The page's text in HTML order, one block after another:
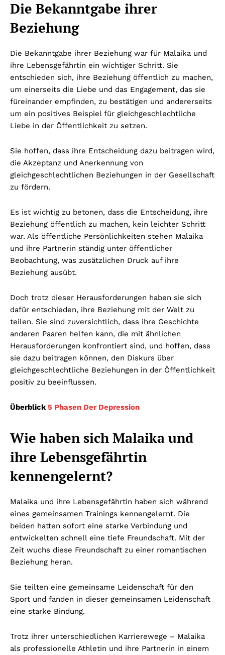
Die Bekanntgabe ihrer
Beziehung
Die Bekanntgabe ihrer Beziehung war für Malaika und
ihre Lebensgefährtin ein wichtiger Schritt. Sie
entschieden sich, ihre Beziehung öffentlich zu machen,
um einerseits die Liebe und das Engagement, das sie
füreinander empfinden, zu bestätigen und andererseits
um ein positives Beispiel für gleichgeschlechtliche
Liebe in der Öffentlichkeit zu setzen.
Sie hoffen, dass ihre Entscheidung dazu beitragen wird,
die Akzeptanz und Anerkennung von
gleichgeschlechtlichen Beziehungen in der Gesellschaft
zu fördern.
Es ist wichtig zu betonen, dass die Entscheidung, ihre
Beziehung öffentlich zu machen, kein leichter Schritt
war. Als öffentliche Persönlichkeiten stehen Malaika
und ihre Partnerin ständig unter öffentlicher
Beobachtung, was zusätzlichen Druck auf ihre
Beziehung ausübt.
Doch trotz dieser Herausforderungen haben sie sich
dafür entschieden, ihre Beziehung mit der Welt zu
teilen. Sie sind zuversichtlich, dass ihre Geschichte
anderen Paaren helfen kann, die mit ähnlichen
Herausforderungen konfrontiert sind, und hoffen, dass
sie dazu beitragen können, den Diskurs über
gleichgeschlechtliche Beziehungen in der Öffentlichkeit
positiv zu beeinflussen.
Überblick 5 Phasen Der Depression
Wie haben sich Malaika und
ihre Lebensgefährtin
kennengelernt?
Malaika und ihre Lebensgefährtin haben sich während
eines gemeinsamen Trainings kennengelernt. Die
beiden hatten sofort eine starke Verbindung und
entwickelten schnell eine tiefe Freundschaft. Mit der
Zeit wuchs diese Freundschaft zu einer romantischen
Beziehung heran.
Sie teilten eine gemeinsame Leidenschaft für den
Sport und fanden in dieser gemeinsamen Leidenschaft
eine starke Bindung.
Trotz ihrer unterschiedlichen Karrierewege – Malaika
als professionelle Athletin und ihre Partnerin in einem